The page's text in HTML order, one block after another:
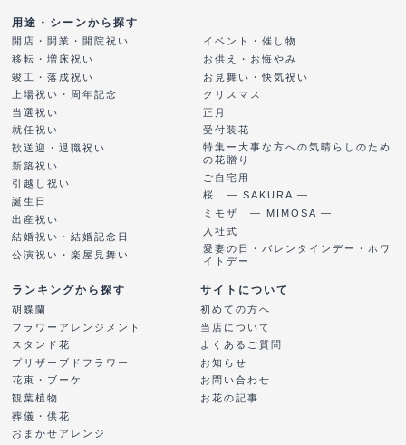
用途・シーンから探す
開店・開業・開院祝い
移転・増床祝い
竣工・落成祝い
上場祝い・周年記念
当選祝い
就任祝い
歓送迎・退職祝い
新築祝い
引越し祝い
誕生日
出産祝い
結婚祝い・結婚記念日
公演祝い・楽屋見舞い
イベント・催し物
お供え・お悔やみ
お見舞い・快気祝い
クリスマス
正月
受付装花
特集ー大事な方への気晴らしのため
の花贈り
ご自宅用
桜 ― SAKURA ―
ミモザ ― MIMOSA ―
入社式
愛妻の日・バレンタインデー・ホワ
イトデー
ランキングから探す
胡蝶蘭
フラワーアレンジメント
スタンド花
プリザーブドフラワー
花束・ブーケ
観葉植物
葬儀・供花
おまかせアレンジ
サイトについて
初めての方へ
当店について
よくあるご質問
お知らせ
お問い合わせ
お花の記事